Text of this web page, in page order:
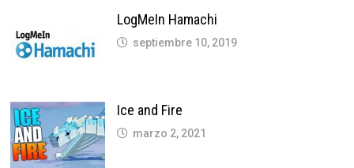
LogMeIn Hamachi
septiembre 10, 2019
Ice and Fire
marzo 2, 2021